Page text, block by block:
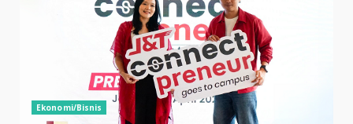
Ekonomi/Bisnis